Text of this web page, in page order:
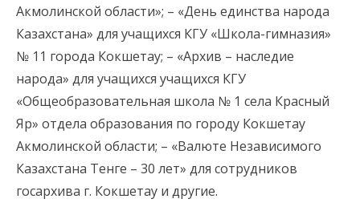
Акмолинской области»; – «День единства народа
Казахстана» для учащихся КГУ «Школа-гимназия»
№ 11 города Кокшетау; – «Архив – наследие
народа» для учащихся учащихся КГУ
«Общеобразовательная школа № 1 села Красный
Яр» отдела образования по городу Кокшетау
Акмолинской области; – «Валюте Независимого
Казахстана Тенге – 30 лет» для сотрудников
госархива г. Кокшетау и другие.